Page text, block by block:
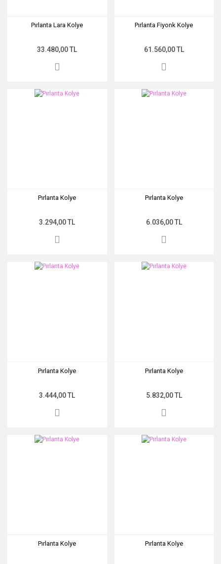
Pırlanta Lara Kolye
33.480,00 TL
Pırlanta Fiyonk Kolye
61.560,00 TL
Pırlanta Kolye
3.294,00 TL
Pırlanta Kolye
6.036,00 TL
Pırlanta Kolye
3.444,00 TL
Pırlanta Kolye
5.832,00 TL
Pırlanta Kolye Pırlanta Kolye